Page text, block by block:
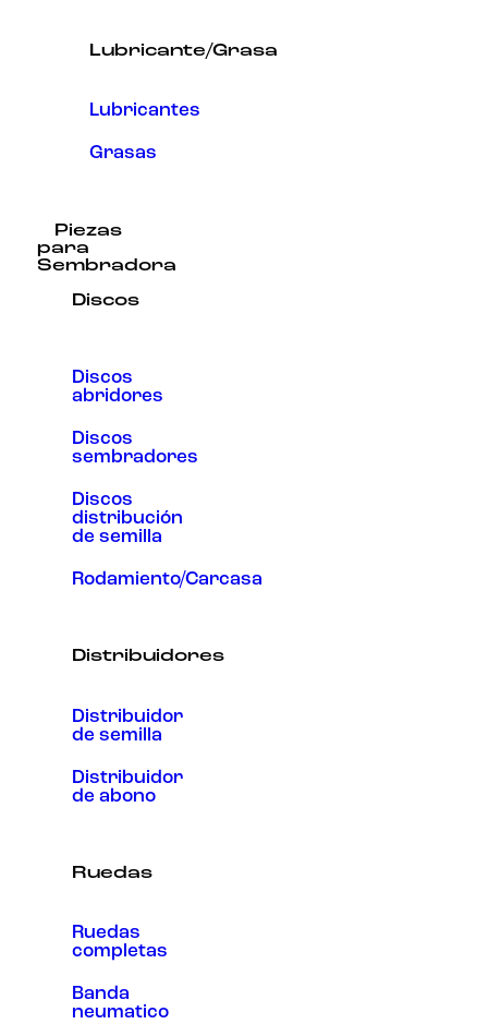
Lubricante/Grasa
Lubricantes
Grasas
Piezas
para
Sembradora
Discos
Discos
abridores
Discos
sembradores
Discos
distribución
de semilla
Rodamiento/Carcasa
Distribuidores
Distribuidor
de semilla
Distribuidor
de abono
Ruedas
Ruedas
completas
Banda
neumatico